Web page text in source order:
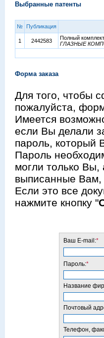
Выбранные патенты
№ Публикация
1 2442583
Полный
ГЛАЗНЫЕ
Форма заказа
Для того, чтобы
пожалуйста,
Имеется
если Вы делали
пароль, который
Пароль
могли только Вы,
выписанные Вам,
Если это все
нажмите кнопку "
Ваш E-mail:*
Пароль:*
Название
Почтовый
Телефон,